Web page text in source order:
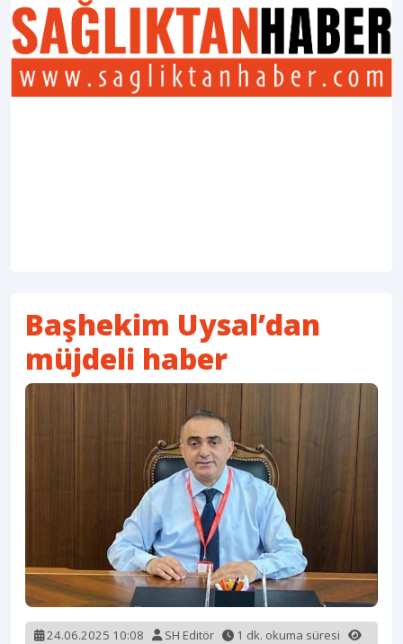
Başhekim Uysal’dan
müjdeli haber
24.06.2025 10:08 SH Editör 1 dk. okuma süresi